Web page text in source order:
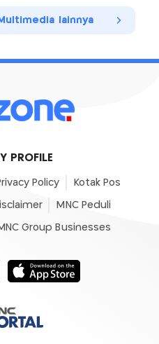
lainnya
PROFILE
Policy Kotak Pos
MNC Peduli
Group Businesses